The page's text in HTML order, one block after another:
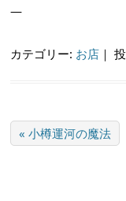
—
カテゴリー: お店 ｜
« 小樽運河の魔法